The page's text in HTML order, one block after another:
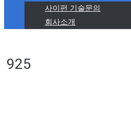
사이펀 기술문의
회사소개
925